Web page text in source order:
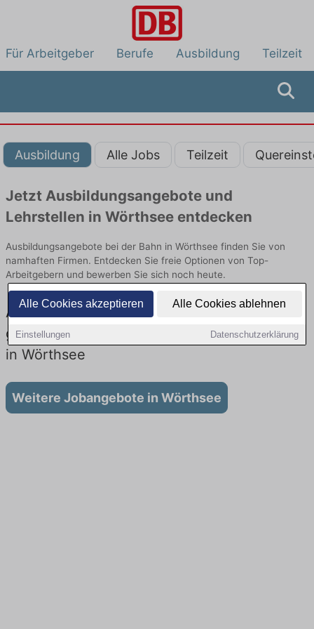
Alle Cookies akzeptieren Alle Cookies ablehnen
Einstellungen Datenschutzerklärung
Für Arbeitgeber Berufe Ausbildung Teilzeit
Ausbildung Alle Jobs Teilzeit
Jetzt Ausbildungsangebote und
Lehrstellen in Wörthsee entdecken
Ausbildungsangebote bei der Bahn in Wörthsee finden Sie von
namhaften Firmen. Entdecken Sie freie Optionen von Top-
Arbeitgebern und bewerben Sie sich noch heute.
Ausbildung in Wörthsee bei der Bahn: Aktuell
gibt es keine Stellenangebote für Ausbildung
in Wörthsee
Weitere Jobangebote in Wörthsee